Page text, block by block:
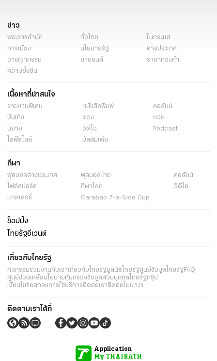
ข่าว
พระราชสำนัก ทั่วไทย
ในกระแส
การเมือง
นโยบายรัฐ
ต่างประเทศ
อาชญากรรม
ยานยนต์
ราคาทองคำ
ความยั่งยืน
เนื้อหาที่น่าสนใจ
รายงานพิเศษ หนังสือพิมพ์
คอลัมน์
บันเทิง
ดวง
หวย
นิยาย
วิดีโอ
Podcast
ไลฟ์สไตล์
มัลติมีเดีย
กีฬา
ฟุตบอลต่่างประเทศ ฟุตบอลไทย
คอลัมน์
ไฟต์สปอร์ต
กีฬาโลก
วิดีโอ
แกลเลอรี่
Carabao 7-a-Side Cup
ช็อปปิ้ง
ไทยรัฐอีเวนต์
เกี่ยวกับไทยรัฐ
กิจกรรมร่วมงานกับเราเกี่ยวกับไทยรัฐมูลนิธิไทยรัฐศูนย์ข้อมูลไทยรัฐFAQ
ศูนย์ช่วยเหลือนโยบายคุ้มครองข้อมูลส่วนบุคคลไทยรัฐกรุ๊ป
เงื่อนไขข้อตกลงการใช้บริการติดต่อเราติดต่อโฆษณา
ติดตามเราได้ที่
Application
My THAIRATH